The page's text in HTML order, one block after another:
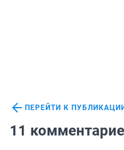
ПЕРЕЙТИ К ПУБЛИКАЦИИ
11